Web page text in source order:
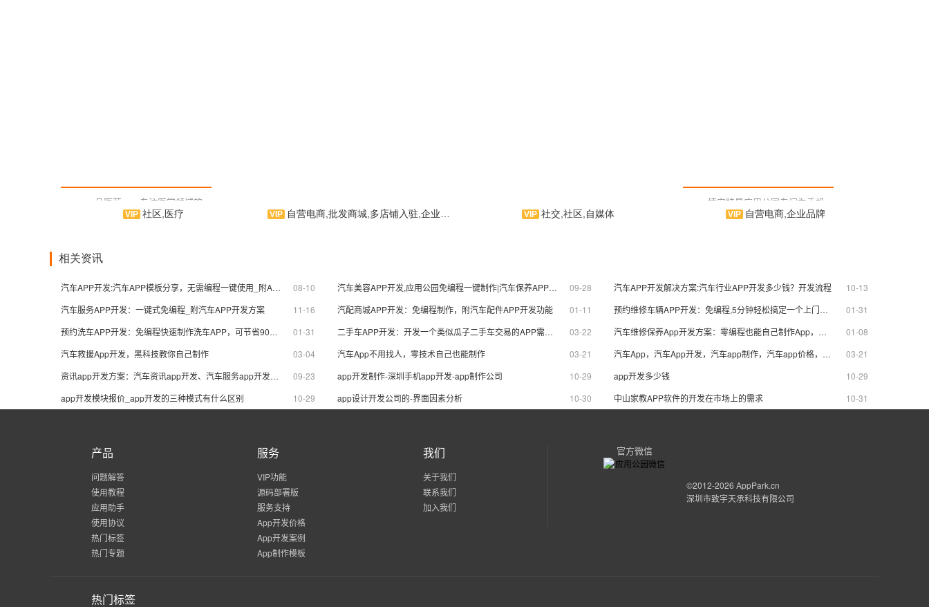
一品医药——专注医学领域的
业界权威手机APP平台。由一品医
软件。致力打造全球全面、专业、
APP平台，成为患者的良心手机
社区,医疗
衣梦是应用公园专门为手机用
能在使用中，体验到我们作为APP
自营电商,批发商城,多店铺入驻,企业品牌,服饰箱包,服饰搭配
有：首页、成长寄语、快乐时光、
社交,社区,自媒体
捷安特是应用公园专门为手机
用户量身订制的专属品牌购物手机
们作为APP制作运行商的用心及诚
自营电商,企业品牌
相关资讯
汽车APP开发:汽车APP模板分享，无需编程一键使用_附APP开发流程 08-10 汽车美容APP开发,应用公园免编程一键制作|汽车保养APP开发功能 09-28 汽车APP开发解决方案:汽车行业APP开发多少钱？开发流程
10-13
汽车服务APP开发：一键式免编程_附汽车APP开发方案
11-16 汽配商城APP开发：免编程制作，附汽车配件APP开发功能 01-11 预约维修车辆APP开发：免编程,5分钟轻松搞定一个上门修车APP
01-31
预约洗车APP开发：免编程快速制作洗车APP，可节省90%成本
01-31 二手车APP开发：开发一个类似瓜子二手车交易的APP需要多少钱？ 03-22 汽车维修保养App开发方案：零编程也能自己制作App，节省90%成本
01-08
汽车救援App开发，黑科技教你自己制作
03-04 汽车App不用找人，零技术自己也能制作 03-21 汽车App，汽车App开发，汽车app制作，汽车app价格，汽车app模板
03-21
资讯app开发方案：汽车资讯app开发、汽车服务app开发一键开发
09-23 app开发制作-深圳手机app开发-app制作公司 10-29 app开发多少钱
10-29
app开发模块报价_app开发的三种模式有什么区别
10-29 app设计开发公司的-界面因素分析 10-30 中山家教APP软件的开发在市场上的需求 10-31
产品
问题解答
使用教程
应用助手
使用协议
热门标签
热门专题
服务
VIP功能
源码部署版
服务支持
App开发价格
App开发案例
App制作模板
我们
关于我们
联系我们
加入我们
官方微信
©2012-2026 AppPark.cn
深圳市致宇天承科技有限公司
热门标签